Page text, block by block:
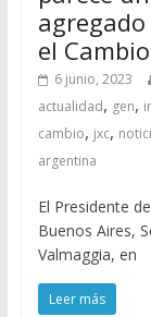
el
6 junio, 2023
actualidad, gen,
cambio, jxc,
argentina
El Presidente
Buenos Aires,
Valmaggia, en
Leer más